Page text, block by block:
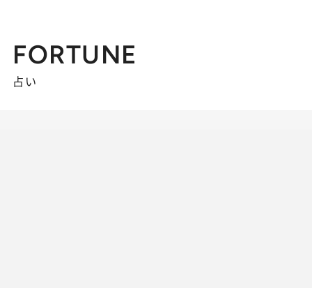
FORTUNE
占い